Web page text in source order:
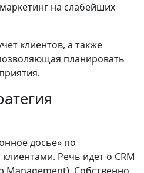
на слабейших
клиентов, а также
планировать
досье» по
Речь идет о CRM